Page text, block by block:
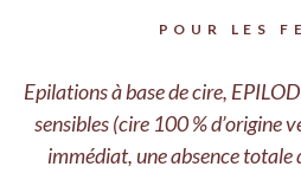
POUR LES
Epilations à base de cire,
sensibles (cire 100 % d’origine
immédiat, une absence totale